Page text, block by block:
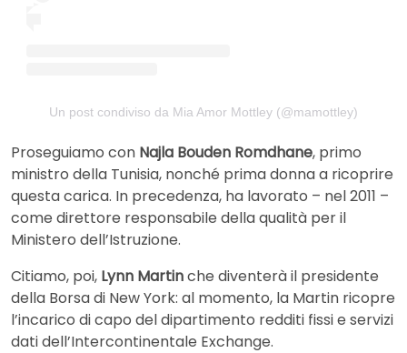
Un post condiviso da Mia Amor Mottley (@mamottley)
Proseguiamo con Najla Bouden Romdhane, primo
ministro della Tunisia, nonché prima donna a ricoprire
questa carica. In precedenza, ha lavorato – nel 2011 –
come direttore responsabile della qualità per il
Ministero dell’Istruzione.
Citiamo, poi, Lynn Martinche diventerà il presidente
della Borsa di New York: al momento, la Martin ricopre
l’incarico di capo del dipartimento redditi fissi e servizi
dati dell’Intercontinentale Exchange.